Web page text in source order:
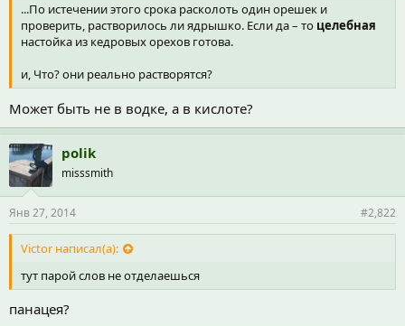
...По истечении этого срока расколоть один орешек и
проверить, растворилось ли ядрышко. Если да – то целебная
настойка из кедровых орехов готова.
и, Что? они реально растворятся?
Может быть не в водке, а в кислоте?
polik
misssmith
Янв 27, 2014 #2,822
Victor написал(а):
тут парой слов не отделаешься
панацея?